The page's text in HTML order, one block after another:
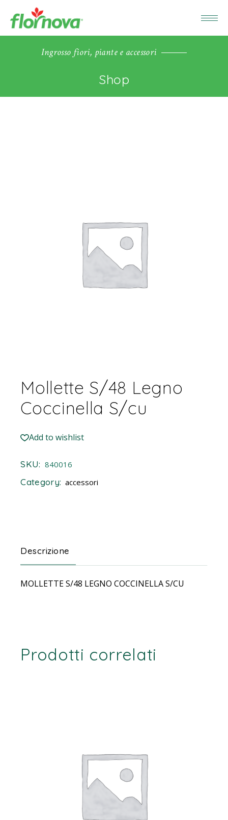
Ingrosso fiori, piante e accessori
Shop
Mollette S/48 Legno
Coccinella S/cu
Add to wishlist
SKU: 840016
Category: accessori
Descrizione
MOLLETTE S/48 LEGNO COCCINELLA S/CU
Prodotti correlati